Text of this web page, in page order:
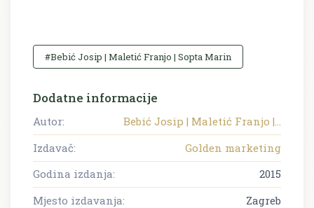
#Bebić Josip | Maletić Franjo | Sopta Marin
Dodatne informacije
Autor:
Bebić Josip | Maletić Franjo |...
Izdavač:
Golden marketing
Godina izdanja:
2015
Mjesto izdavanja:
Zagreb